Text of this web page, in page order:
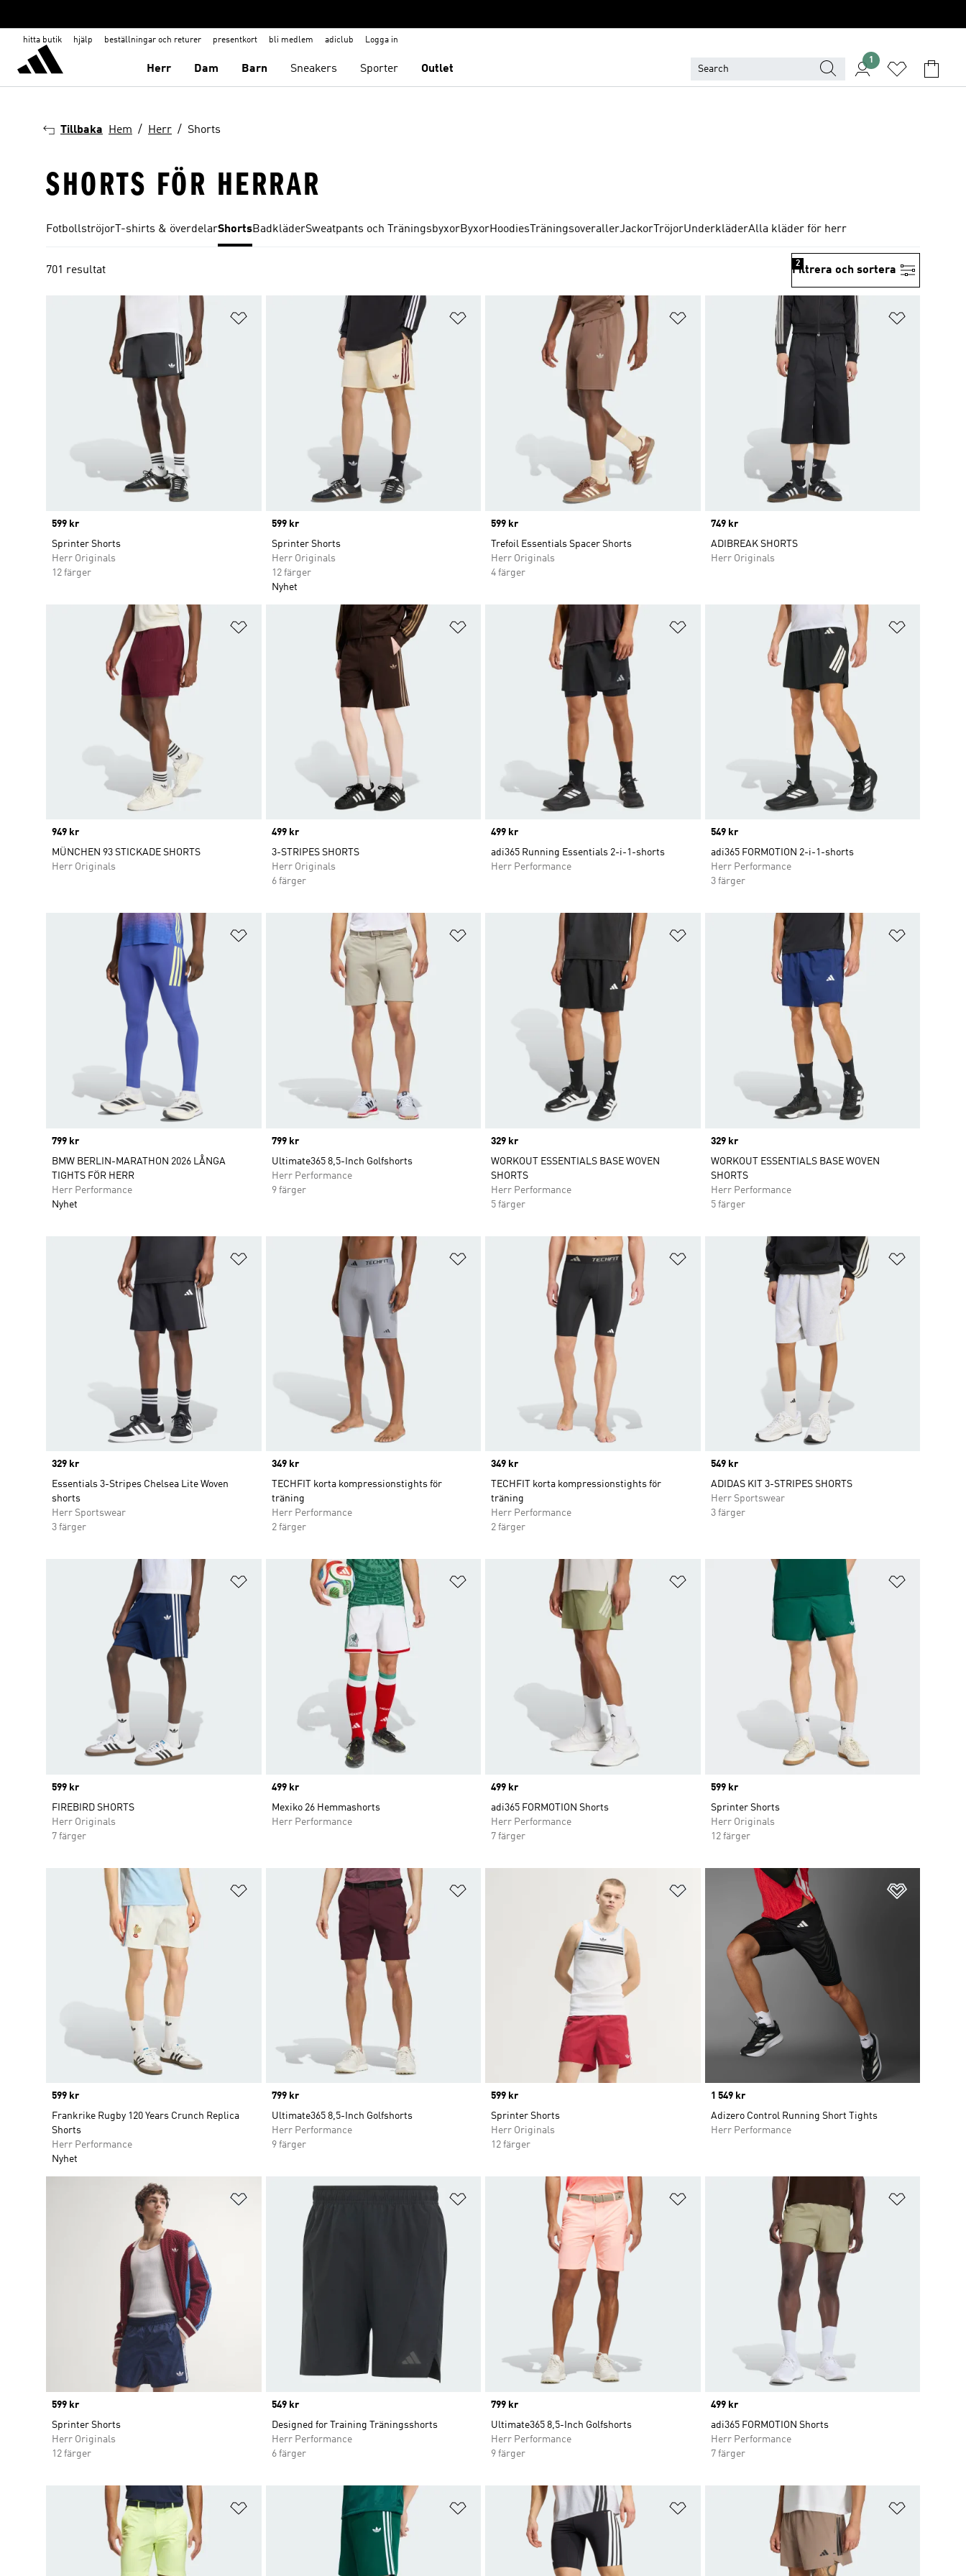
hitta butik hjälp beställningar och returer presentkort bli medlem adiclub Logga in
Herr Dam Barn Sneakers Sporter Outlet
1
Tillbaka Hem Herr Shorts
SHORTS FÖR HERRAR
Fotbollströjor T-shirts & överdelarShortsBadkläderSweatpants och TräningsbyxorByxorHoodies TräningsoverallerJackor TröjorUnderkläderAlla kläder för herr
701 resultat Filtrera och sortera
2
Lägg till på önskelistan
Price
599 kr
Sprinter Shorts
Herr Originals
12 färger
Lägg till på önskelistan
Price
599 kr
Sprinter Shorts
Herr Originals
12 färger
Nyhet
Lägg till på önskelistan
Price
599 kr
Trefoil Essentials Spacer Shorts
Herr Originals
4 färger
Price
749 kr
ADIBREAK SHORTS
Herr Originals
Lägg till på önskelistan
Price
949 kr
MÜNCHEN 93 STICKADE SHORTS
Herr Originals
Lägg till på önskelistan
Price
499 kr
3-STRIPES SHORTS
Herr Originals
6 färger
Lägg till på önskelistan
Price
499 kr
adi365 Running Essentials 2-i-1-shorts
Herr Performance
Price
549 kr
adi365 FORMOTION 2-i-1-shorts
Herr Performance
3 färger
Lägg till på önskelistan
Price
799 kr
BMW BERLIN-MARATHON 2026 LÅNGA
TIGHTS FÖR HERR
Herr Performance
Nyhet
Price
799 kr
Ultimate365 8,5-Inch Golfshorts
Herr Performance
9 färger
Lägg till på önskelistan
Price
329 kr
WORKOUT ESSENTIALS BASE WOVEN
SHORTS
Herr Performance
5 färger
Price
329 kr
WORKOUT ESSENTIALS BASE WOVEN
SHORTS
Herr Performance
5 färger
Lägg till på önskelistan
Price
329 kr
Essentials 3-Stripes Chelsea Lite Woven
shorts
Herr Sportswear
3 färger
Lägg till på önskelistan
Price
349 kr
TECHFIT korta kompressionstights för
träning
Herr Performance
2 färger
Lägg till på önskelistan
Price
349 kr
TECHFIT korta kompressionstights för
träning
Herr Performance
2 färger
Price
549 kr
ADIDAS KIT 3-STRIPES SHORTS
Herr Sportswear
3 färger
Lägg till på önskelistan
Price
599 kr
FIREBIRD SHORTS
Herr Originals
7 färger
Lägg till på önskelistan
Price
499 kr
Mexiko 26 Hemmashorts
Herr Performance
Lägg till på önskelistan
Price
499 kr
adi365 FORMOTION Shorts
Herr Performance
7 färger
Price
599 kr
Sprinter Shorts
Herr Originals
12 färger
Lägg till på önskelistan
Price
599 kr
Frankrike Rugby 120 Years Crunch Replica
Shorts
Herr Performance
Nyhet
Price
799 kr
Ultimate365 8,5-Inch Golfshorts
Herr Performance
9 färger
Lägg till på önskelistan
Price
599 kr
Sprinter Shorts
Herr Originals
12 färger
Price
1 549 kr
Adizero Control Running Short Tights
Herr Performance
Lägg till på önskelistan
Price
599 kr
Sprinter Shorts
Herr Originals
12 färger
Lägg till på önskelistan
Price
549 kr
Designed for Training Träningsshorts
Herr Performance
6 färger
Lägg till på önskelistan
Price
799 kr
Ultimate365 8,5-Inch Golfshorts
Herr Performance
9 färger
Price
499 kr
adi365 FORMOTION Shorts
Herr Performance
7 färger
Lägg till på önskelistan Lägg till på önskelistan Lägg till på önskelistan